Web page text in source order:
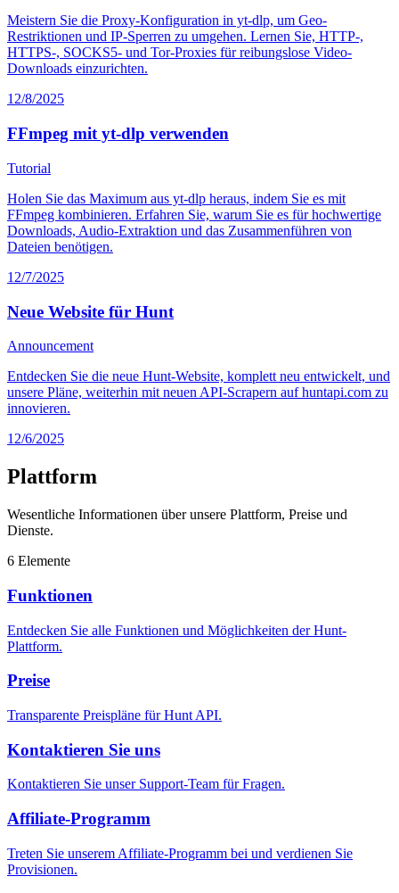
Meistern Sie die Proxy-Konfiguration in yt-dlp, um Geo-
Restriktionen und IP-Sperren zu umgehen. Lernen Sie, HTTP-,
HTTPS-, SOCKS5- und Tor-Proxies für reibungslose Video-
Downloads einzurichten.
12/8/2025
FFmpeg mit yt-dlp verwenden
Tutorial
Holen Sie das Maximum aus yt-dlp heraus, indem Sie es mit
FFmpeg kombinieren. Erfahren Sie, warum Sie es für hochwertige
Downloads, Audio-Extraktion und das Zusammenführen von
Dateien benötigen.
12/7/2025
Neue Website für Hunt
Announcement
Entdecken Sie die neue Hunt-Website, komplett neu entwickelt, und
unsere Pläne, weiterhin mit neuen API-Scrapern auf huntapi.com zu
innovieren.
12/6/2025
Plattform
Wesentliche Informationen über unsere Plattform, Preise und
Dienste.
6 Elemente
Funktionen
Entdecken Sie alle Funktionen und Möglichkeiten der Hunt-
Plattform.
Preise
Transparente Preispläne für Hunt API.
Kontaktieren Sie uns
Kontaktieren Sie unser Support-Team für Fragen.
Affiliate-Programm
Treten Sie unserem Affiliate-Programm bei und verdienen Sie
Provisionen.